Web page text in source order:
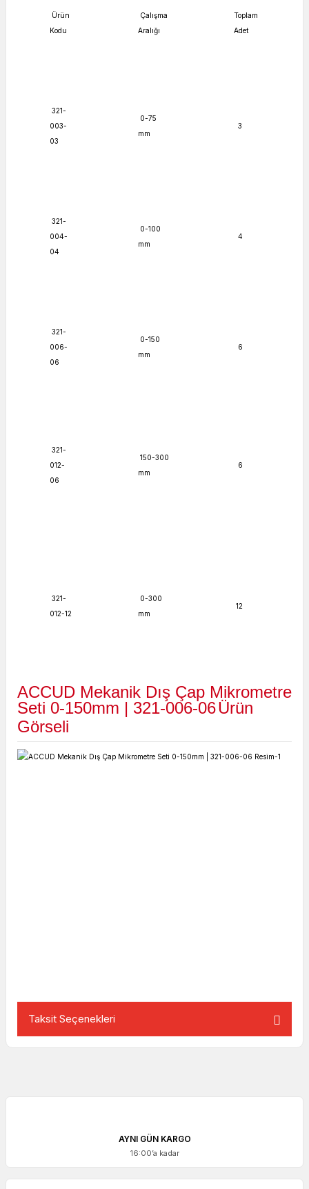
Ürün
Kodu
Çalışma
Aralığı
Toplam
Adet
321-
003-
03
0-75
mm
3
321-
004-
04
0-100
mm
4
321-
006-
06
0-150
mm
6
321-
012-
06
150-300
mm
6
321-
012-12
0-300
mm
12
ACCUD Mekanik Dış Çap Mikrometre
Seti 0-150mm | 321-006-06Ürün
Görseli
Taksit Seçenekleri
AYNI GÜN KARGO
16:00’a kadar